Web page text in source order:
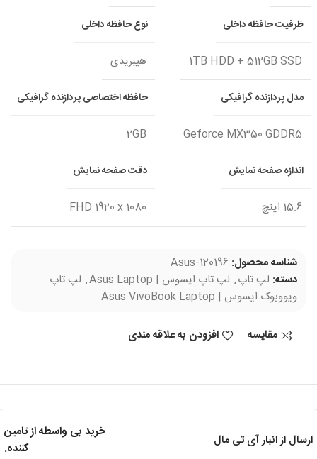
ظرفیت حافظه داخلی
1TB HDD + 512GB SSD
نوع حافظه داخلی
هیبریدی
مدل پردازنده گرافیکی
Geforce MX350 GDDR5
حافظه اختصاصی پردازنده گرافیکی
2GB
اندازه صفحه نمایش
15.6 اینچ
دقت صفحه نمایش
FHD 1920 x 1080
شناسه محصول: Asus-120196
دسته: لپ تاپ, لپ تاپ ایسوس | Asus Laptop , لپ تاپ
ویووبوک ایسوس | Asus VivoBook Laptop
مقایسه افزودن به علاقه مندی
ارسال از انبار آی تی مال
خرید بی واسطه از تامین
کننده.